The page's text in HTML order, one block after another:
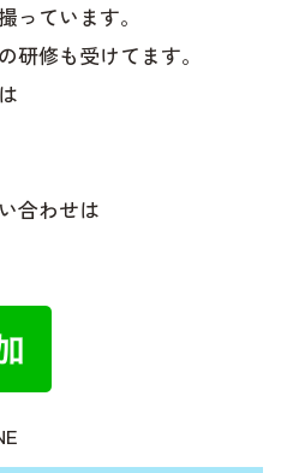
っています。
研修も受けてます。
合わせは